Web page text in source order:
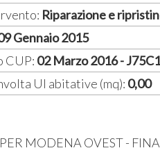
Riparazione e
Gennaio 2015
CUP: 02 Marzo 2016 -
UI abitative (mq): 0,00
MODENA OVEST -